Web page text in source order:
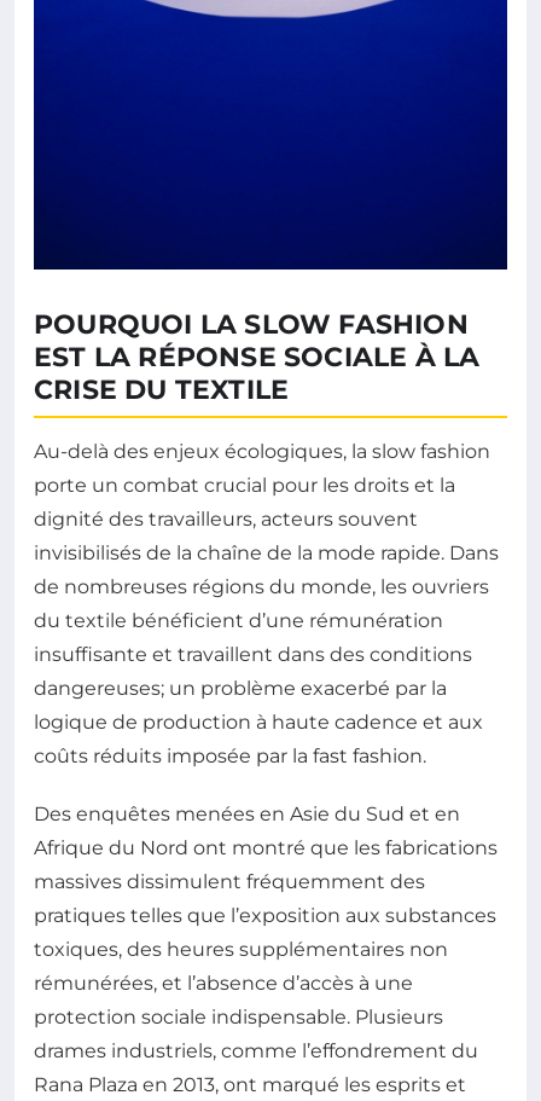
POURQUOI LA SLOW FASHION
EST LA RÉPONSE SOCIALE À LA
CRISE DU TEXTILE
Au-delà des enjeux écologiques, la slow fashion
porte un combat crucial pour les droits et la
dignité des travailleurs, acteurs souvent
invisibilisés de la chaîne de la mode rapide. Dans
de nombreuses régions du monde, les ouvriers
du textile bénéficient d’une rémunération
insuffisante et travaillent dans des conditions
dangereuses; un problème exacerbé par la
logique de production à haute cadence et aux
coûts réduits imposée par la fast fashion.
Des enquêtes menées en Asie du Sud et en
Afrique du Nord ont montré que les fabrications
massives dissimulent fréquemment des
pratiques telles que l’exposition aux substances
toxiques, des heures supplémentaires non
rémunérées, et l’absence d’accès à une
protection sociale indispensable. Plusieurs
drames industriels, comme l’effondrement du
Rana Plaza en 2013, ont marqué les esprits et